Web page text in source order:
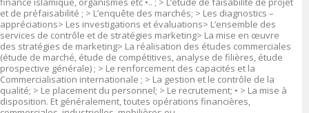
et de préfaisabilité ; > L’enquête des marchés; > Les diagnostics –
appréciations> Les investigations et évaluations> L’ensemble des
services de contrôle et de stratégies marketing> La mise en œuvre
des stratégies de marketing> La réalisation des études commerciales
(étude de marché, étude de compétitives, analyse de filières, étude
prospective générale) ; > Le renforcement des capacités et la
Commercialisation internationale ; > La gestion et le contrôle de la
qualité; > Le placement du personnel; > Le recrutement; • > La mise à
disposition. Et généralement, toutes opérations financières,